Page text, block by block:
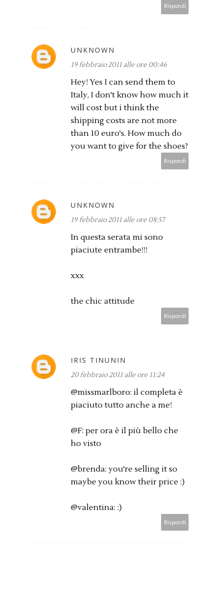
Rispondi
UNKNOWN
19 febbraio 2011 alle ore 00:46
Hey! Yes I can send them to
Italy, I don't know how much it
will cost but i think the
shipping costs are not more
than 10 euro's. How much do
you want to give for the shoes?
Rispondi
UNKNOWN
19 febbraio 2011 alle ore 08:57
In questa serata mi sono
piaciute entrambe!!!
xxx
the chic attitude
Rispondi
IRIS TINUNIN
20 febbraio 2011 alle ore 11:24
@missmarlboro: il completa è
piaciuto tutto anche a me!
@F: per ora è il più bello che
ho visto
@brenda: you're selling it so
maybe you know their price :)
@valentina: :)
Rispondi